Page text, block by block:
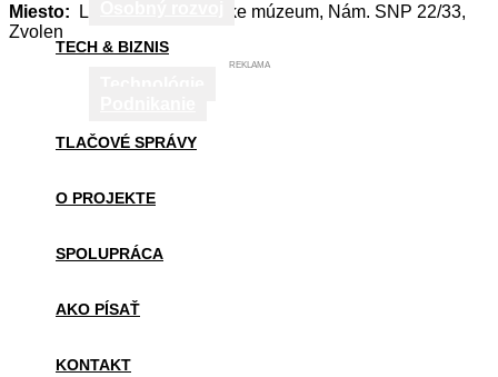
TECH & BIZNIS
TLAČOVÉ SPRÁVY
O PROJEKTE
SPOLUPRÁCA
AKO PÍSAŤ
KONTAKT
Miesto:
Lesnícke a drevárske múzeum, Nám. SNP 22/33,
Zvolen
REKLAMA